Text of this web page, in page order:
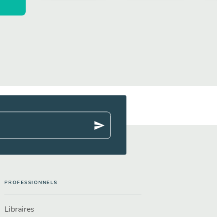
send
PROFESSIONNELS
Libraires